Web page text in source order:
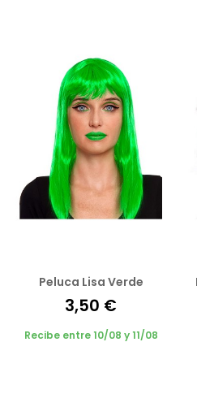
Peluca Lisa Verde
3,50 €
Recibe entre 10/08 y 11/08